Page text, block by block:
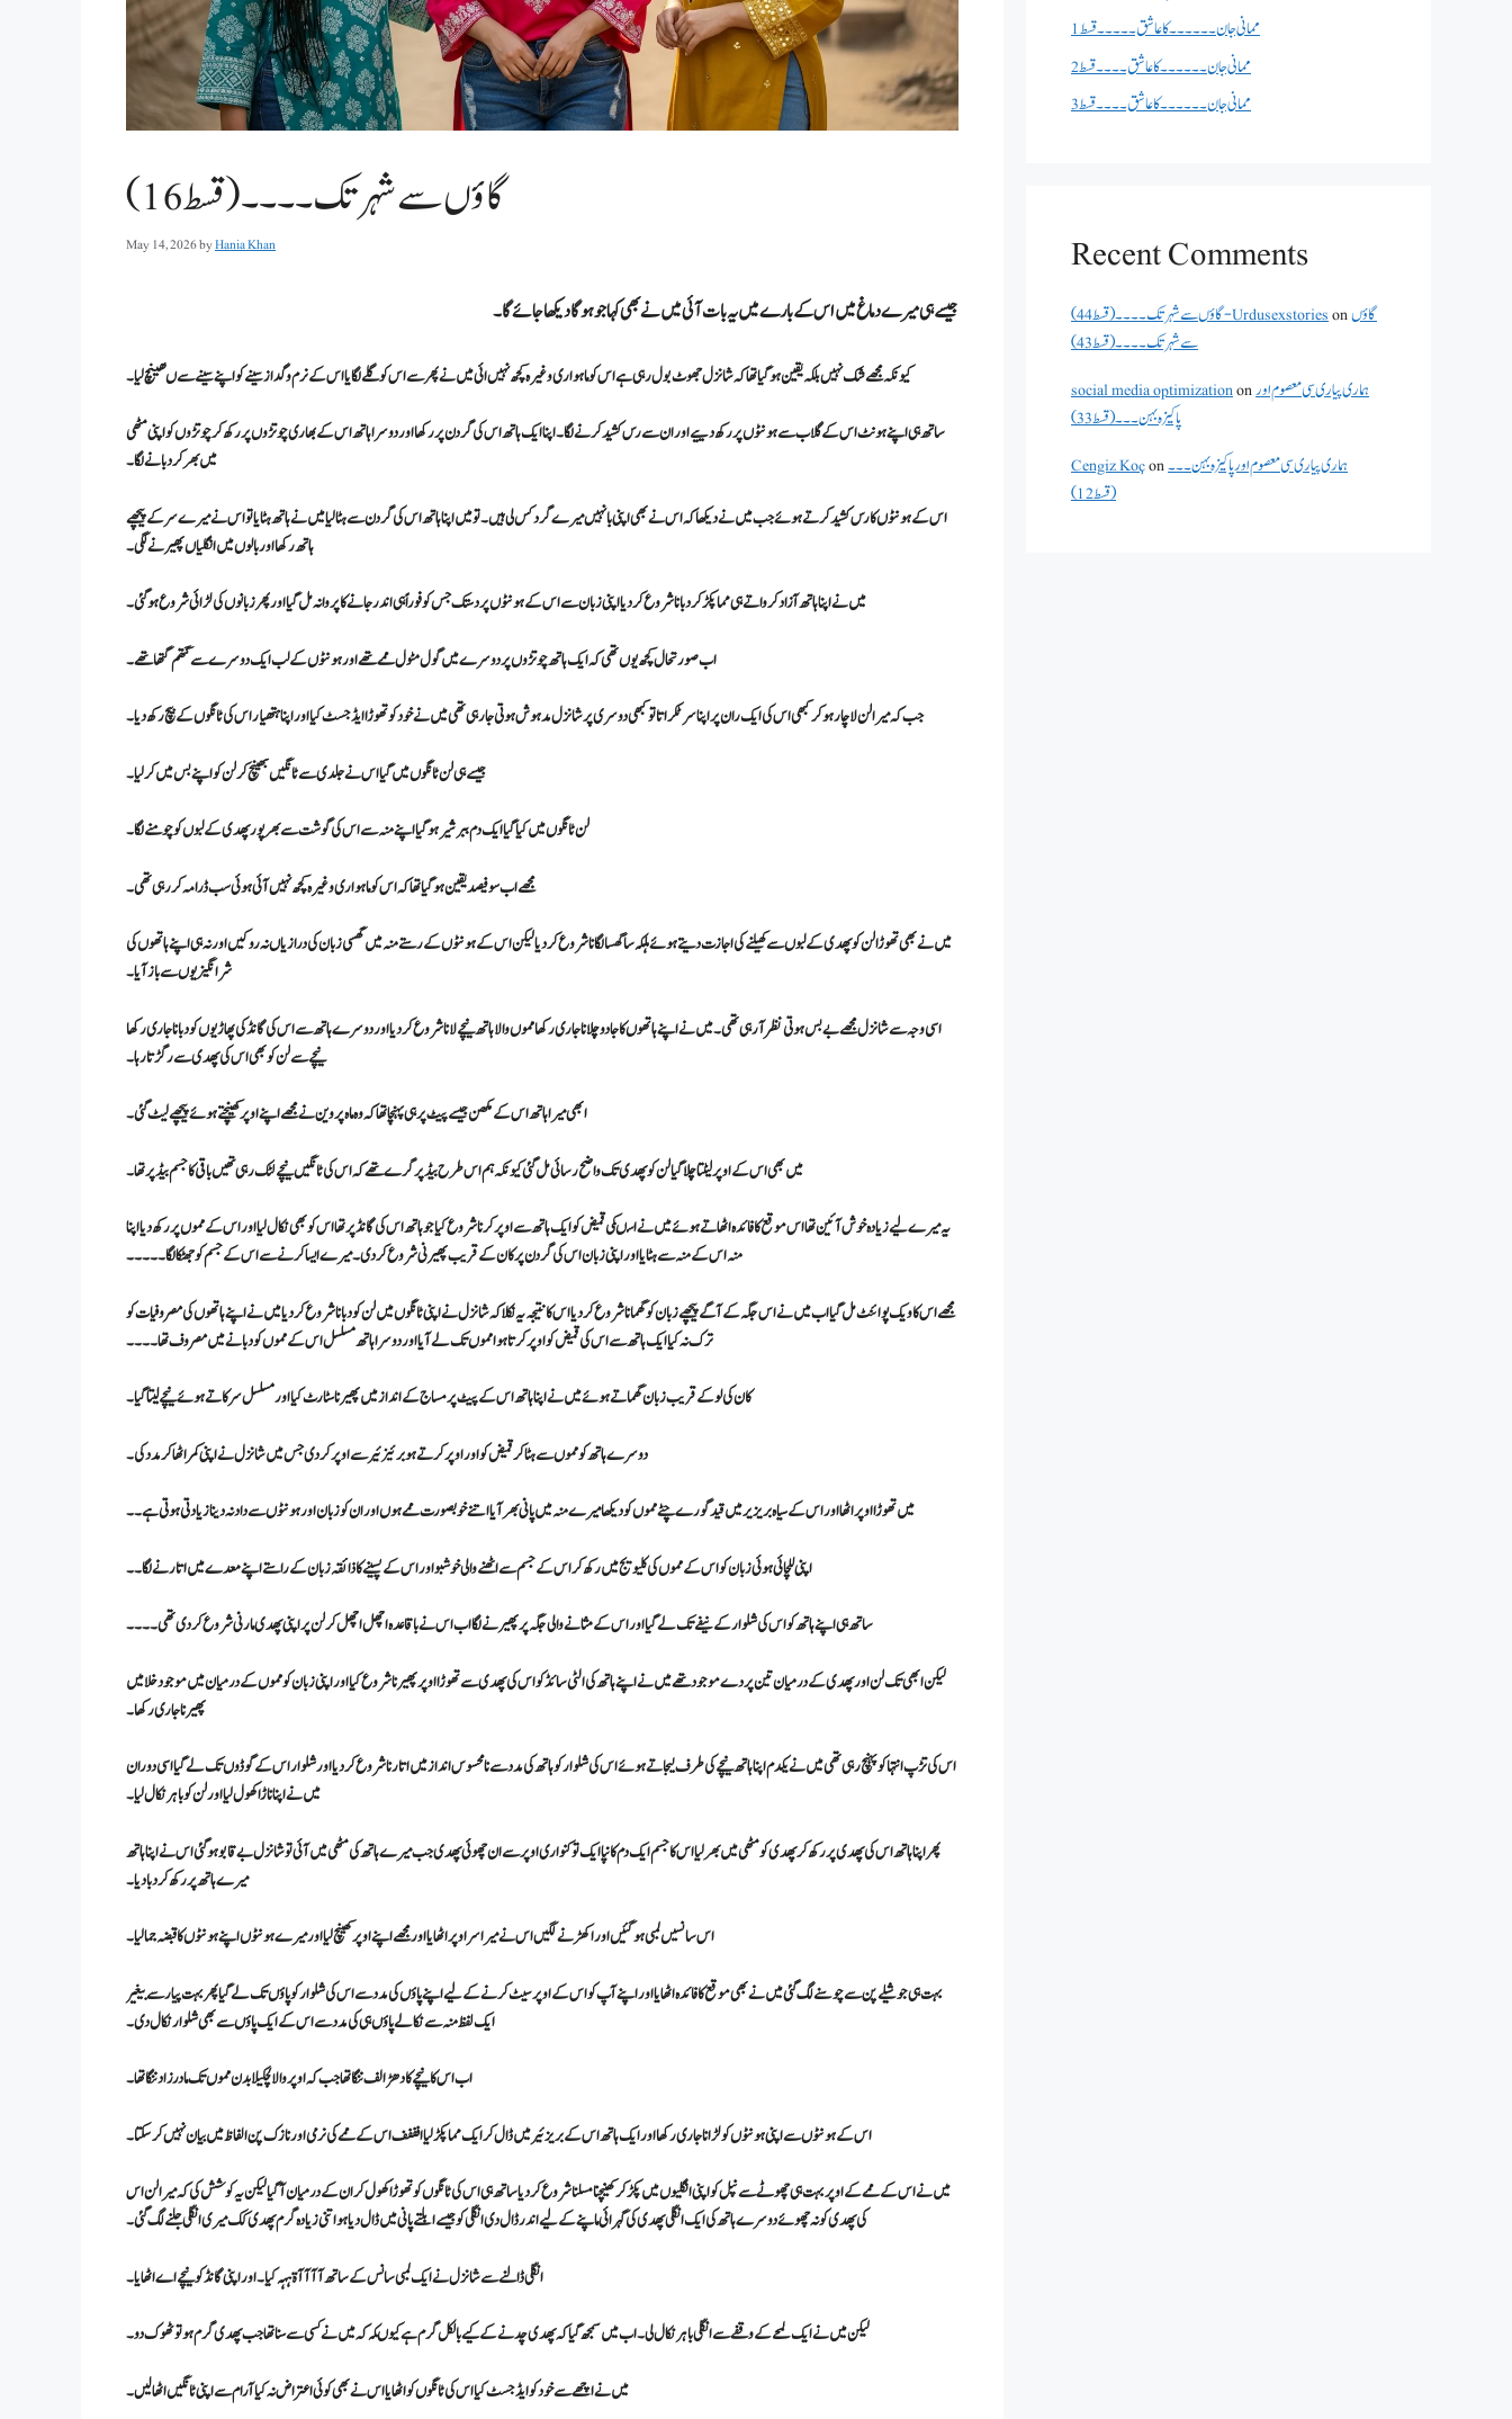
گاؤں سے شہر تک۔۔۔۔(قسط 16)
May 14, 2026byHania Khan
جیسے ہی میرے دماغ میں اس کے بارے میں یہ بات آئی میں نے بھی کہا جو ہو گا دیکھا جائے گا۔
کیونکہ مجھے شک نہیں بلکہ یقین ہو گیا تھا کہ شانزل جھوٹ بول رہی ہے اس کو ماہواری وغیرہ کچھ نہیں ائی میں نے پھر سے اس کوگلے لگایا اس کےنرم وگداز سینے کو اپنے سینے سے ںھینچ لیا ۔
ساتھ ہی اپنے ہونٹ اس کے گلاب سے ہونٹوں پر رکھ دییے اور ان سے رس کشید کرنے لگا ۔ اپنا ایک ہاتھ اس کی گردن پر رکھا اور دوسرا ہاتھ اس کے بھاری چوتڑوں پر رکھ کر چوتڑوں کو اپنی مٹھی
میں بھر کر دبانے لگا۔
اس کےہونٹوں کا رس کشید کرتے ہوئے جب میں نے دیکھا کہ اس نے بھی اپنی بانہیں میرے گرد کس لی ہیں ۔ تو میں اپنا ہاتھ اس کی گردن سے ہٹا لیا میں نے ہاتھ ہٹایا تو اس نے میرے سر کے پیچھے
ہاتھ رکھا اور بالوں میں انگلیاں پھیرنے لگی۔
میں نے اپنا ہاتھ آزاد کرواتے ہی مما پکڑ کر دبانا شروع کر دیا اپنی زبان سے اس کے ہونٹوں پر دستک جس کو فوراً ہی اندر جانے کا پروانہ مل گیا اور پھر زبانوں کی لڑائی شروع ہو گئی۔
اب صورتحال کچھ یوں تھی کہ ایک ہاتھ چوتڑوں پر دوسرے میں گول مٹول ممے تھے اور ہونٹوں کے لب ایک دوسرے سے گتھم گتھا تھے۔
جب کہ میرا لن لاچار ہو کر کبھی اس کی ایک ران پر اپنا سر ٹکراتا تو کبھی دوسری پر شانزل مدہوش ہوتی جا رہی تھی میں نے خود کو تھوڑا ایڈجسٹ کیا اور اپنا ہتھیار اس کی ٹانگوں کے بیچ رکھ دیا۔
جیسے ہی لن ٹانگوں میں گیا اس نے جلدی سے ٹانگیں بھینچ کر لن کو اپنے بس میں کر لیا۔
لن ٹانگوں میں کیا گیا ایک دم ببر شیر ہو گیا اپنے منہ سے اس کی گوشت سے بھرپور پھدی کے لبوں کو چومنے لگا ۔
مجھے اب سو فیصد یقین ہو گیا تھا کہ اس کو ماہواری وغیرہ کچھ نہیں آئی ہوئی سب ڈرامہ کر رہی تھی۔
میں نے بھی تھوڑا لن کو پھدی کے لبوں سے کھیلنے کی اجازت دیتے ہوئے ہلکہ سا گھسا لگانا شروع کر دیا لیکن اس کے ہونٹوں کے رستے منہ میں گھسی زبان کی درازیاں نہ روکیں اور نہ ہی اپنے ہاتھوں کی
شر انگیزیوں سے باز آیا ۔
اسی وجہ سے شانزل مجھے بے بس ہوتی نظر آ رہی تھی۔ میں نےاپنے ہاتھوں کا جادو چلانا جاری رکھا مموں والا ہاتھ نیچے لانا شروع کر دیا اور دوسرے ہاتھ سے اس کی گانڈ کی پھاڑیوں کو دبانا جاری رکھا
نیچے سے لن کو بھی اس کی پھدی سے رگڑتا رہا ۔
ابھی میرا ہاتھ اس کے مکھن جیسے پیٹ پر ہی پہنچا تھا کہ وہ ماہ پروین نے مجھے اپنے اوپر کھینچتے ہوئے پیچھے لیٹ گئی ۔
میں بھی اس کے اوپر لیٹتا چلا گیا لن کو پھدی تک واضح رسائی مل گئی کیونکہ ہم اس طرح بیڈ پر گرے تھے کہ اس کی ٹانگیں نیچےلٹک رہی تھیں باقی کا جسم بیڈ پر تھا۔
یہ میرے لیے زیادہ خوش آئین تھا اس موقع کا فائدہ اٹھاتے ہوئے میں نے اسںکی قمیض کو ایک ہاتھ سے اوپر کرنا شروع کیا جو ہاتھ اس کی گانڈ پر تھا اس کو بھی نکال لیا اور اس کے مموں پر رکھ دیا اپنا
منہ اس کے منہ سے ہٹایا اور اپنی زبان اس کی گردن پر کان کے قریب پھیرنی شروع کر دی۔ میرے ایسا کرنے سے اس کے جسم کو جھٹکا لگا۔۔۔۔۔
مجھے اس کا ویک پوائنٹ مل گیا اب میں نے اس جگہ کے آگے پیچھے زبان کو گھمانا شروع کر دیا اس کا نتیجہ یہ نکلا کہ شانزل نے اپنی ٹانگوں میں لن کو دبانا شروع کر دیا میں نے اپنے ہاتھوں کی مصروفیات کو
ترک نہ کیا ایک ہاتھ سے اس کی قمیض کو اوپر کرتا ہوا مموں تک لے آیا اور دوسرا ہاتھ مسلسل اس کے مموں کو دبانے میں مصروف تھا۔۔۔۔
کان کی لو کے قریب زبان گھماتے ہو ئے میں نے اپنا ہاتھ اس کے پیٹ پر مساج کے انداز میں پھیرنا سٹارٹ کیا اور مسلسل سرکاتے ہو ئے نیچے لیتا گیا۔
دوسرے ہاتھ کو مموں سے ہٹا کر قمیض کو اور اوپر کرتے ہو برئیزئیر سے اوپر کر دی جس میں شانزل نے اپنی کمر اٹھا کر مدد کی ۔
میں تھوڑا اوپر اٹھا اور اس کے سیاہ بریزیر میں قید گورے چٹے مموں کو دیکھا میرے منہ میں پانی بھر آیا اتنے خوبصورت ممے ہوں اور ان کو زبان اور ہونٹوں سے داد نہ دینا زیادتی ہوتی ہے۔۔
اپنی للچائی ہوئی زبان کو اس کے مموں کی کلیویج میں رکھ کر اس کے جسم سے اٹھنے والی خوشبو اور اس کے پسینے کا ذائقہ زبان کے راستے اپنے معدے میں اتارنے لگا۔۔
ساتھ ہی اپنے ہاتھ کو اس کی شلوار کے نیفے تک لے گیا اور اس کے مثانے والی جگہ پر پھیرنے لگا اب اس نے باقاعدہ اچھل اچھل کر لن پر اپنی پھدی مارنی شروع کر دی تھی۔۔۔۔
لیکن ابھی تک لن اور پھدی کے درمیان تین پردے موجود تھے میں نے اپنے ہاتھ کی الٹی سائڈ کو اس کی پھدی سے تھوڑا اوپر پھیرنا شروع کیا اور اپنی زبان کو مموں کے درمیان میں موجود خلا میں
پھیرنا جاری رکھا۔
اس کی تڑپ انتہا کو پہنچ رہی تھی میں نے یکدم اپنا ہاتھ نیچے کی طرف لیجاتے ہوئے اس کی شلوار کو ہاتھ کی مدد سے نامحسوس انداز میں اتارنا شروع کر دیا اور شلوار اس کے گوڈوں تک لے گیا اسی دوران
میں نے اپنا ناڑا کھول لیا اور لن کو باہر نکال لیا ۔
پھر اپنا ہاتھ اس کی پھدی پر رکھ کر پھدی کو مٹھی میں بھر لیا اس کا جسم ایک دم کانپا ایک تو کنواری اوپر سے ان چھوئی پھدی جب میرے ہاتھ کی مٹھی میں آئی تو شانزل بے قابو ہو گئی اس نے اپنا ہاتھ
میرے ہاتھ پر رکھ کر دبا دیا۔
اس سانسیں لمبی ہو گئیں اور اکھڑنے لگیں اس نے میرا سر اوپر اٹھایا اور مجھے اپنے اوپر کھینچ لیا اور میرے ہونٹوں اپنے ہونٹوں کا قبضہ جما لیا ۔
بہت ہی جوشیلے پن سے چوسنے لگ گئی میں نے بھی موقع کا فائدہ اٹھایا اور اپنے آپ کو اس کے اوپر سیٹ کرنے کے لیے اپنے پاؤں کی مدد سے اس کی شلوار کو پاؤں تک لے گیا پھر بہت پیار سے بیغیر
ایک لفظ منہ سے نکالے پاؤں ہی کی مدد سے اس کے ایک پاؤں سے بھی شلوار نکال دی ۔
اب اس کا نیچے کا دھڑ الف ننگا تھا جب کہ اوپر والا لچکیلا بدن مموں تک مادرزاد ننگا تھا ۔
اس کے ہونٹوں سے اپنی ہونٹوں کو لڑانا جاری رکھا اور ایک ہاتھ اس کے بریزئیر میں ڈال کر ایک مما پکڑ لیا افففف اس کے ممے کی نرمی اور نازک پن الفاظ میں بیان نہیں کر سکتا ۔
میں نے اس کے ممے کے اوپر بہت ہی چھوٹے سے نپل کو اپنی انگلیوں میں پکڑ کر کھینچنا مسلنا شروع کر دیا ساتھ ہی اس کی ٹانگوں کو تھوڑا کھول کر ان کے درمیان آ گیا لیکن یہ کوشش کی کہ میرا لن اس
کی پھدی کو نہ چھوئے دوسرے ہاتھ کی ایک انگلی پھدی کی گہرائی ماپنے کے لیے اندر ڈال دی انگلی کو جیسے ابلتے پانی میں ڈال دیا ہو اتنی زیادہ گرم پھدی کک میری انگلی جلنے لگ گئی۔
انگلی ڈالنے سے شانزل نے ایک لمبی سانس کے ساتھ آآآآۃہہہ کیا۔ اور اپنی گانڈ کو نیچے اے اٹھا یا۔
لیکن میں نے ایک لمحے کے وقفے سے انگلی باہر نکال لی۔ اب میں سمجھ گیا کہ پھدی چدنے کے کیے بالکل گرم ہے کیوںکہ کہ میں نے کسی سے سنا تھا جب پھدی گرم ہو تو ٹھوک دو۔
میں نے اچھے سے خود کو ایڈجسٹ کیا اس کی ٹانگوں کو اٹھایا اس نے بھی کوئی اعتراض نہ کیا آرام سے اپنی ٹانگیں اٹھا لیں۔
ممانی جان ۔۔۔۔۔۔کا عاشق ۔۔۔۔۔قسط 1
ممانی جان ۔۔۔۔۔۔کا عاشق ۔۔۔۔قسط 2
ممانی جان ۔۔۔۔۔۔کا عاشق ۔۔۔۔قسط 3
Recent Comments
گاؤں سے شہر تک۔۔۔۔(قسط 44) - Urdusexstoriesonگاؤں
سے شہر تک۔۔۔۔(قسط 43)
social media optimizationonہماری پیاری سی معصوم اور
پاکیزہ بہن۔۔۔(قسط33)
Cengiz Koçonہماری پیاری سی معصوم اور پاکیزہ بہن۔۔۔
(قسط12)